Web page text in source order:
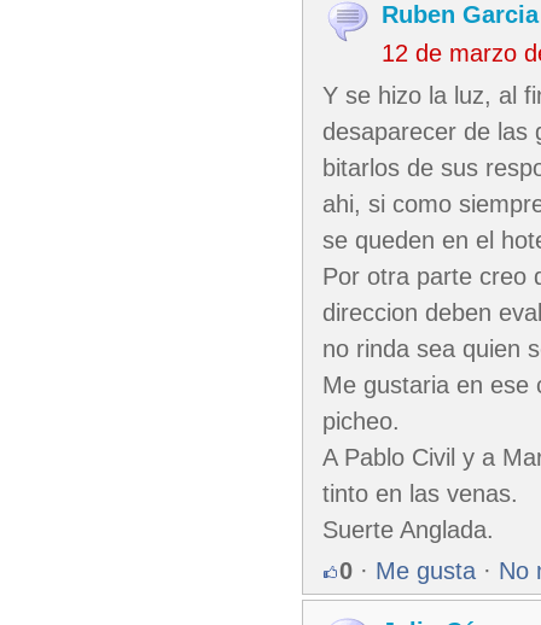
Ruben Garcia
12 de marzo
Y se hizo la luz, al
desaparecer de las
bitarlos de sus
ahi, si como
se queden en el
Por otra parte creo
direccion deben
no rinda sea quien
Me gustaria en ese
picheo.
A Pablo Civil y a
tinto en las venas.
Suerte Anglada.
0 · Me gusta · No